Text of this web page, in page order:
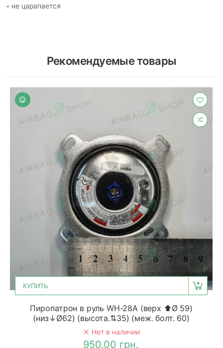
не царапается
Рекомендуемые товары
КУПИТЬ
Пиропатрон в руль WH-28A (верх ⬆Ø 59)
(низ↓Ø62) (высота.⇅35) (меж. болт. 60)
Нет в наличии
950.00 грн.